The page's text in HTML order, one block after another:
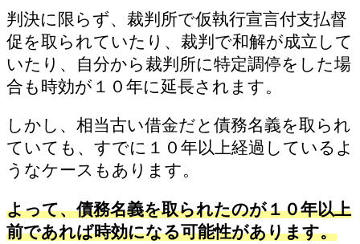
判決に限らず、裁判所で仮執行宣言付支払督
促を取られていたり、裁判で和解が成立して
いたり、自分から裁判所に特定調停をした場
合も時効が１０年に延長されます。
しかし、相当古い借金だと債務名義を取られ
ていても、すでに１０年以上経過しているよ
うなケースもあります。
よって、債務名義を取られたのが１０年以上
前であれば時効になる可能性があります。